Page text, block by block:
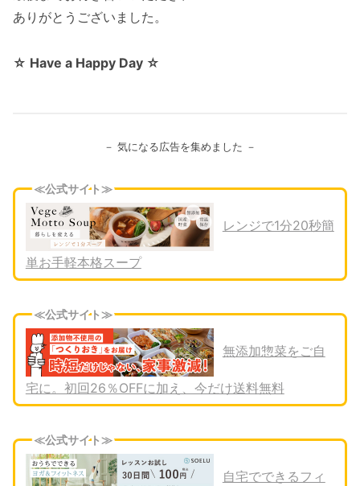
ありがとうございました。
☆ Have a Happy Day ☆
－ 気になる広告を集めました －
≪公式サイト≫
レンジで1分20秒簡
単お手軽本格スープ
≪公式サイト≫
無添加惣菜をご自
宅に。初回26％OFFに加え、今だけ送料無料
≪公式サイト≫
自宅でできるフィ